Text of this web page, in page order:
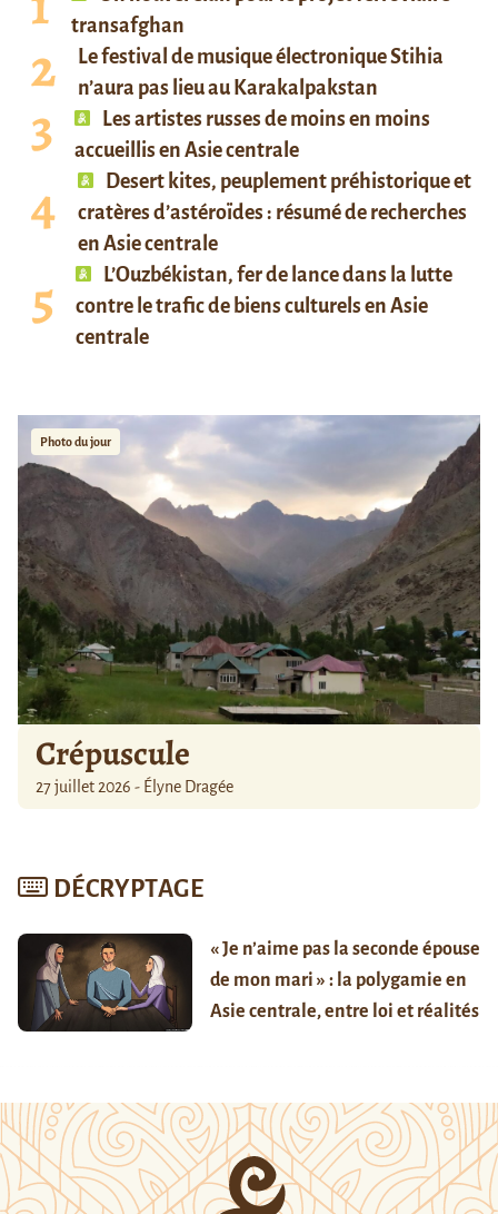
transafghan
Le festival de musique électronique Stihia
n’aura pas lieu au Karakalpakstan
Les artistes russes de moins en moins
accueillis en Asie centrale
Desert kites, peuplement préhistorique et
cratères d’astéroïdes : résumé de recherches
en Asie centrale
L’Ouzbékistan, fer de lance dans la lutte
contre le trafic de biens culturels en Asie
centrale
Photo du jour
Crépuscule
27 juillet 2026 - Élyne Dragée
DÉCRYPTAGE
« Je n’aime pas la seconde épouse
de mon mari » : la polygamie en
Asie centrale, entre loi et réalités